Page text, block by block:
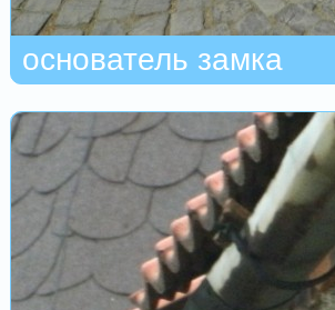
основатель замка